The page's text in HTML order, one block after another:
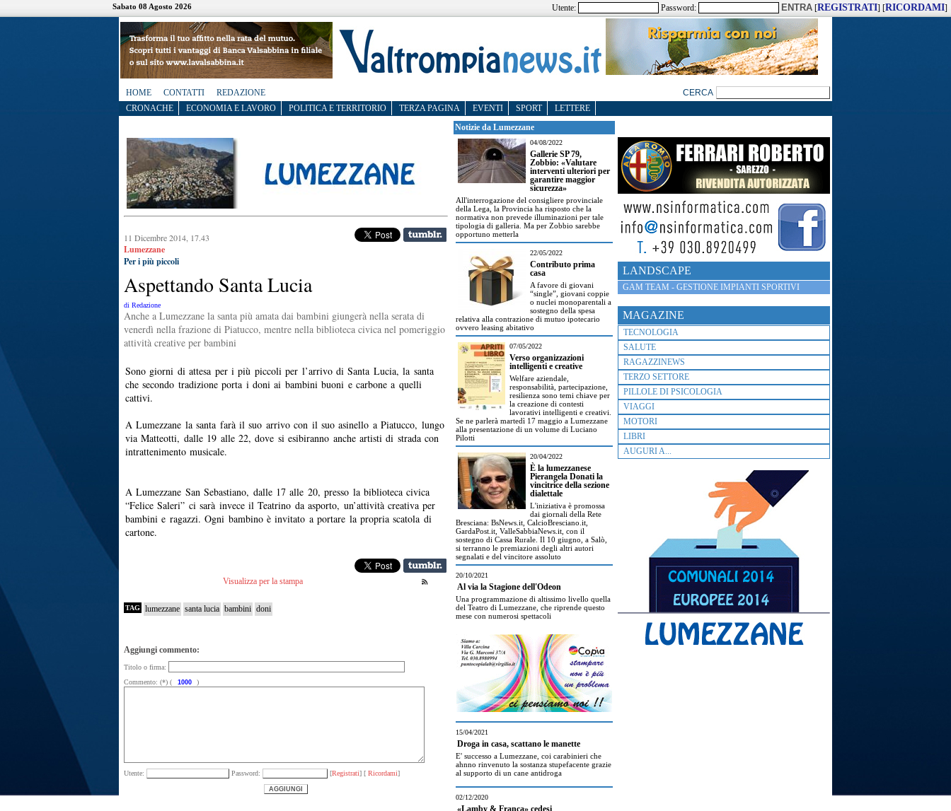
Sabato 08 Agosto 2026 Utente: Password: [REGISTRATI] [RICORDAMI]
HOME CONTATTI
REDAZIONE
CRONACHE
ECONOMIA E LAVORO POLITICA E TERRITORIO TERZA PAGINA EVENTI SPORT LETTERE
LANDSCAPE
GAM TEAM - GESTIONE IMPIANTI SPORTIVI
MAGAZINE
TECNOLOGIA
SALUTE
RAGAZZINEWS
TERZO SETTORE
PILLOLE DI PSICOLOGIA
VIAGGI
MOTORI
LIBRI
AUGURI A...
11 Dicembre 2014, 17.43
Lumezzane
Per i più piccoli
Aspettando Santa Lucia
di Redazione
Anche a Lumezzane la santa più amata dai bambini giungerà nella serata di
venerdì nella frazione di Piatucco, mentre nella biblioteca civica nel pomeriggio
attività creative per bambini
Sono giorni di attesa per i più piccoli per l’arrivo di Santa Lucia, la santa
che secondo tradizione porta i doni ai bambini buoni e carbone a quelli
cattivi.
A Lumezzane la santa farà il suo arrivo con il suo asinello a Piatucco, lungo
via Matteotti, dalle 19 alle 22, dove si esibiranno anche artisti di strada con
intrattenimento musicale.
A Lumezzane San Sebastiano, dalle 17 alle 20, presso la biblioteca civica
“Felice Saleri” ci sarà invece il Teatrino da asporto, un’attività creativa per
bambini e ragazzi. Ogni bambino è invitato a portare la propria scatola di
cartone.
Visualizza per la stampa
TAG lumezzane santa lucia bambini doni
Aggiungi commento:
Titolo o firma:
Commento: (*) (
)
Utente: Password: [Registrati] [ Ricordami]
Notizie da Lumezzane
04/08/2022
Gallerie SP 79,
Zobbio: «Valutare
interventi ulteriori per
garantire maggior
sicurezza»
All'interrogazione del consigliere provinciale
della Lega, la Provincia ha risposto che la
normativa non prevede illuminazioni per tale
tipologia di galleria. Ma per Zobbio sarebbe
opportuno metterla
22/05/2022
Contributo prima
casa
A favore di giovani
“single”, giovani coppie
o nuclei monoparentali a
sostegno della spesa
relativa alla contrazione di mutuo ipotecario
ovvero leasing abitativo
07/05/2022
Verso organizzazioni
intelligenti e creative
Welfare aziendale,
responsabilità, partecipazione,
resilienza sono temi chiave per
la creazione di contesti
lavorativi intelligenti e creativi.
Se ne parlerà martedì 17 maggio a Lumezzane
alla presentazione di un volume di Luciano
Pilotti
20/04/2022
È la lumezzanese
Pierangela Donati la
vincitrice della sezione
dialettale
L'iniziativa è promossa
dai giornali della Rete
Bresciana: BsNews.it, CalcioBresciano.it,
GardaPost.it, ValleSabbiaNews.it, con il
sostegno di Cassa Rurale. Il 10 giugno, a Salò,
si terranno le premiazioni degli altri autori
segnalati e del vincitore assoluto
20/10/2021
Al via la Stagione dell'Odeon
Una programmazione di altissimo livello quella
del Teatro di Lumezzane, che riprende questo
mese con numerosi spettacoli
15/04/2021
Droga in casa, scattano le manette
E' successo a Lumezzane, coi carabinieri che
ahnno rinvenuto la sostanza stupefacente grazie
al supporto di un cane antidroga
02/12/2020
«Lamby & Franca» cedesi